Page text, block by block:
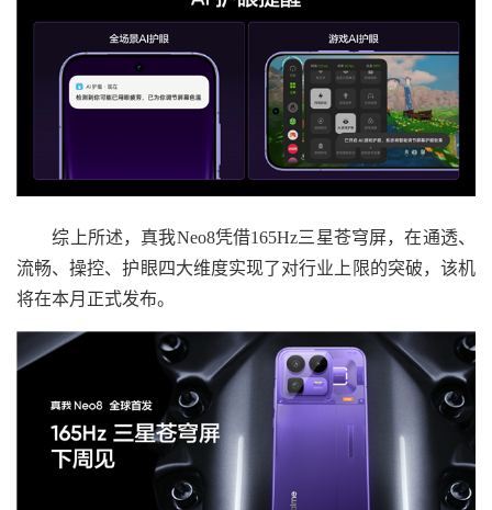
综上所述，真我Neo8凭借165Hz三星苍穹屏，在通透、
流畅、操控、护眼四大维度实现了对行业上限的突破，该机
将在本月正式发布。